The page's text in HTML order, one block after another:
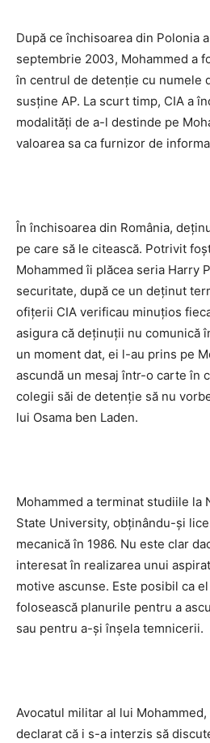
După ce închisoarea din Polonia
septembrie 2003, Mohammed a
în centrul de detenţie cu numele
susţine AP. La scurt timp, CIA a
modalităţi de a-l destinde pe
valoarea sa ca furnizor de
În închisoarea din România,
pe care să le citească. Potrivit
Mohammed îi plăcea seria Harry
securitate, după ce un deţinut
ofiţerii CIA verificau minuţios
asigura că deţinuţii nu comunică
un moment dat, ei l-au prins pe
ascundă un mesaj într-o carte în
colegii săi de detenţie să nu
lui Osama ben Laden.
Mohammed a terminat studiile la
State University, obţinându-şi
mecanică în 1986. Nu este clar
interesat în realizarea unui
motive ascunse. Este posibil ca
folosească planurile pentru a
sau pentru a-şi înşela temnicerii.
Avocatul militar al lui
declarat că i s-a interzis să